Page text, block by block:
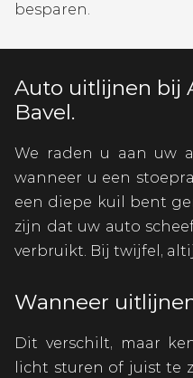
besparen.
Auto uitlijnen bij
Bavel.
We raden u aan uw
wanneer u een
een diepe kuil bent
zijn dat uw auto
verbruikt. Bij twijfel,
Wanneer
Dit verschilt, maar
licht sturen of juist te